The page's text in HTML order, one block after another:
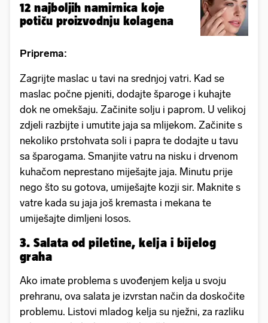
12 najboljih namirnica koje
potiču proizvodnju kolagena
Priprema:
Zagrijte maslac u tavi na srednjoj vatri. Kad se
maslac počne pjeniti, dodajte šparoge i kuhajte
dok ne omekšaju. Začinite solju i paprom. U velikoj
zdjeli razbijte i umutite jaja sa mlijekom. Začinite s
nekoliko prstohvata soli i papra te dodajte u tavu
sa šparogama. Smanjite vatru na nisku i drvenom
kuhačom neprestano miješajte jaja. Minutu prije
nego što su gotova, umiješajte kozji sir. Maknite s
vatre kada su jaja još kremasta i mekana te
umiješajte dimljeni losos.
3. Salata od piletine, kelja i bijelog
graha
Ako imate problema s uvođenjem kelja u svoju
prehranu, ova salata je izvrstan način da doskočite
problemu. Listovi mladog kelja su nježni, za razliku